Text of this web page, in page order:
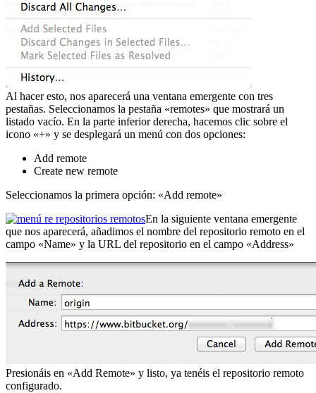
Al hacer esto, nos aparecerá una ventana emergente con tres
pestañas. Seleccionamos la pestaña «remotes» que mostrará un
listado vacío. En la parte inferior derecha, hacemos clic sobre el
icono «+» y se desplegará un menú con dos opciones:
Add remote
Create new remote
Seleccionamos la primera opción: «Add remote»
En la siguiente ventana emergente
que nos aparecerá, añadimos el nombre del repositorio remoto en el
campo «Name» y la URL del repositorio en el campo «Address»
Presionáis en «Add Remote» y listo, ya tenéis el repositorio remoto
configurado.